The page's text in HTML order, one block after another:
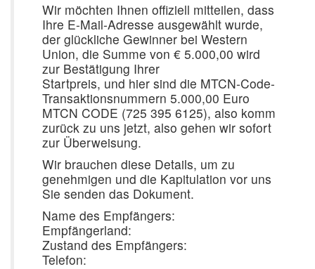
Wir möchten Ihnen offiziell mitteilen, dass
Ihre E-Mail-Adresse ausgewählt wurde,
der glückliche Gewinner bei Western
Union, die Summe von € 5.000,00 wird
zur Bestätigung Ihrer
Startpreis, und hier sind die MTCN-Code-
Transaktionsnummern 5.000,00 Euro
MTCN CODE (725 395 6125), also komm
zurück zu uns jetzt, also gehen wir sofort
zur Überweisung.
Wir brauchen diese Details, um zu
genehmigen und die Kapitulation vor uns
Sie senden das Dokument.
Name des Empfängers:
Empfängerland:
Zustand des Empfängers:
Telefon: